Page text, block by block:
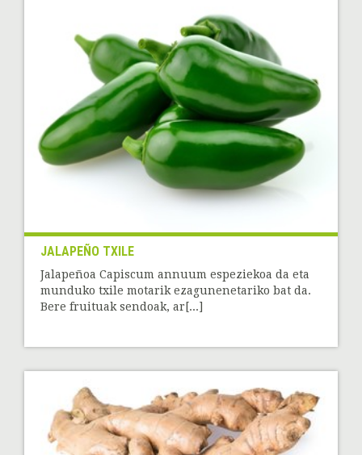
JALAPEÑO TXILE
Jalapeñoa Capiscum annuum espeziekoa da eta
munduko txile motarik ezagunenetariko bat da.
Bere fruituak sendoak, ar[...]